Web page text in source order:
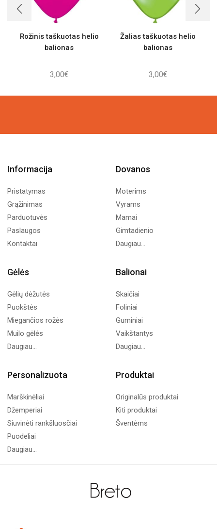
Rožinis taškuotas helio
balionas
3,00€
Žalias taškuotas helio
balionas
3,00€
Informacija
Pristatymas
Grąžinimas
Parduotuvės
Paslaugos
Kontaktai
Dovanos
Moterims
Vyrams
Mamai
Gimtadienio
Daugiau...
Gėlės
Gėlių dėžutės
Puokštės
Miegančios rožės
Muilo gėlės
Daugiau...
Balionai
Skaičiai
Foliniai
Guminiai
Vaikštantys
Daugiau...
Personalizuota
Marškinėliai
Džemperiai
Siuvinėti rankšluosčiai
Puodeliai
Daugiau...
Produktai
Originalūs produktai
Kiti produktai
Šventėms